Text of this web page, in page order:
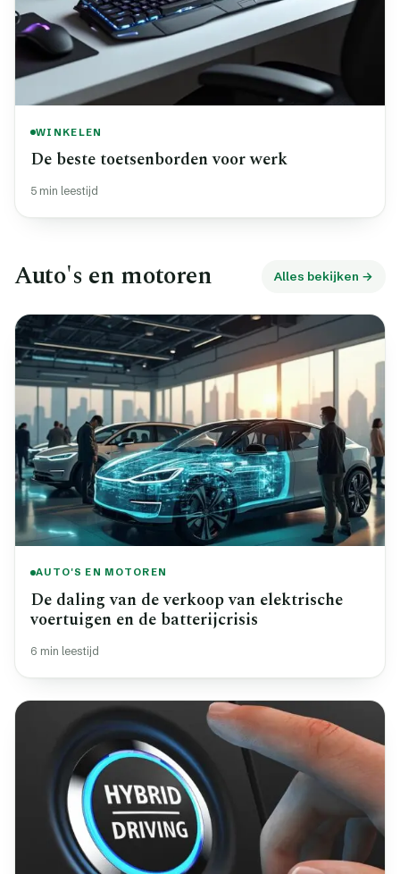
WINKELEN
De beste toetsenborden voor werk
5 min leestijd
Auto's en motoren Alles bekijken →
AUTO'S EN MOTOREN
De daling van de verkoop van elektrische
voertuigen en de batterijcrisis
6 min leestijd